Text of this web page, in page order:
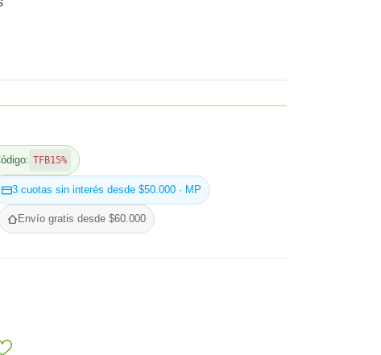
TFB15%
3 cuotas sin interés desde $50.000 · MP
Envío gratis desde $60.000